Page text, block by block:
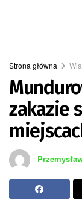
Strona główna
zakazie